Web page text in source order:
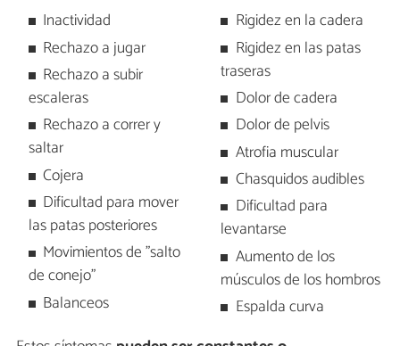
Inactividad
Rechazo a jugar
Rechazo a subir
escaleras
Rechazo a correr y
saltar
Cojera
Dificultad para mover
las patas posteriores
Movimientos de "salto
de conejo"
Balanceos
Rigidez en la cadera
Rigidez en las patas
traseras
Dolor de cadera
Dolor de pelvis
Atrofia muscular
Chasquidos audibles
Dificultad para
levantarse
Aumento de los
músculos de los hombros
Espalda curva